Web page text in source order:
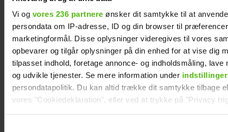
Vi og vores 236 partnere ønsker dit samtykke til at
persondata om IP-adresse, ID og din browser til
marketingformål. Disse oplysninger videregives til vores
opbevarer og tilgår oplysninger på din enhed for at vise dig
tilpasset indhold, foretage annonce- og indholdsmåling, lave
og udvikle tjenester. Se mere information under indstillinger
persondatapolitik. Du kan altid trække dit samtykke tilbage
vores "Cookiedeklaration", eller ved at trykke på "Privacy
lykkelige